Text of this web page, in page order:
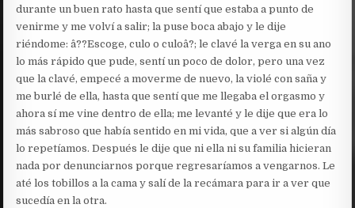
durante un buen rato hasta que sentí que estaba a punto de
venirme y me volví a salir; la puse boca abajo y le dije
riéndome: â??Escoge, culo o culoâ?; le clavé la verga en su ano
lo más rápido que pude, sentí un poco de dolor, pero una vez
que la clavé, empecé a moverme de nuevo, la violé con saña y
me burlé de ella, hasta que sentí que me llegaba el orgasmo y
ahora sí me vine dentro de ella; me levanté y le dije que era lo
más sabroso que había sentido en mi vida, que a ver si algún día
lo repetíamos. Después le dije que ni ella ni su familia hicieran
nada por denunciarnos porque regresaríamos a vengarnos. Le
até los tobillos a la cama y salí de la recámara para ir a ver que
sucedía en la otra.